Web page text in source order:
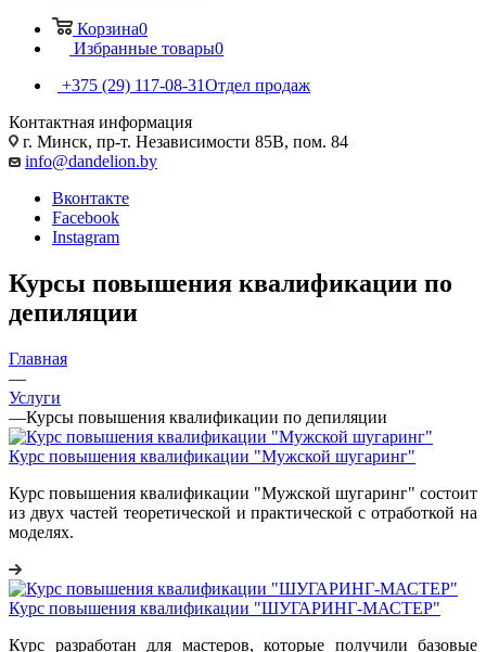
Корзина0
Избранные товары0
+375 (29) 117-08-31Отдел продаж
Контактная информация
г. Минск, пр-т. Независимости 85В, пом. 84
info@dandelion.by
Вконтакте
Facebook
Instagram
Курсы повышения квалификации по
депиляции
Главная
—
Услуги
—Курсы повышения квалификации по депиляции
Курс повышения квалификации "Мужской шугаринг"
Курс повышения квалификации "Мужской шугаринг" состоит
из двух частей теоретической и практической с отработкой на
моделях.
Курс повышения квалификации "ШУГАРИНГ-МАСТЕР"
Курс разработан для мастеров, которые получили базовые